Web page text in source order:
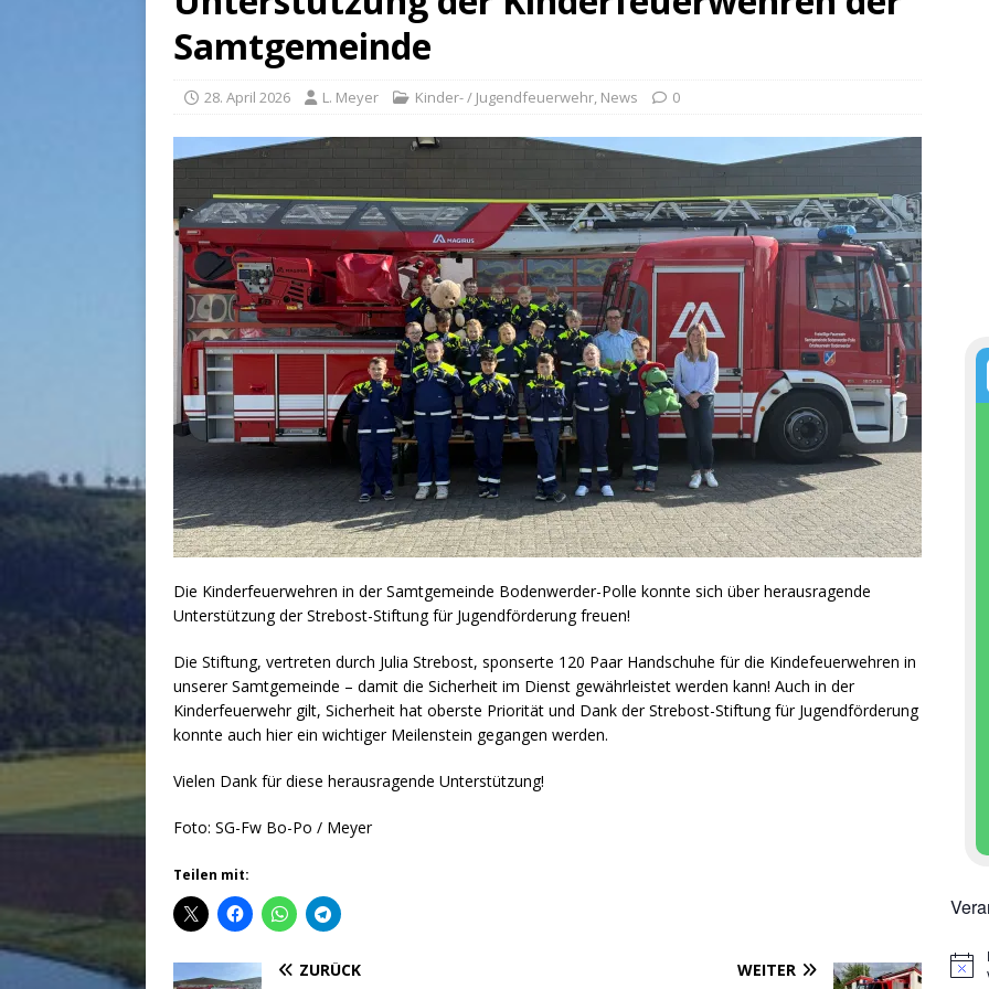
Samtgemeinde
28. April 2026 L. Meyer Kinder- / Jugendfeuerwehr, News 0
Die Kinderfeuerwehren in der Samtgemeinde Bodenwerder-Polle konnte sich über herausragende
Unterstützung der Strebost-Stiftung für Jugendförderung freuen!
Die Stiftung, vertreten durch Julia Strebost, sponserte 120 Paar Handschuhe für die Kindefeuerwehren in
unserer Samtgemeinde – damit die Sicherheit im Dienst gewährleistet werden kann! Auch in der
Kinderfeuerwehr gilt, Sicherheit hat oberste Priorität und Dank der Strebost-Stiftung für Jugendförderung
konnte auch hier ein wichtiger Meilenstein gegangen werden.
Vielen Dank für diese herausragende Unterstützung!
Foto: SG-Fw Bo-Po / Meyer
Teilen mit:
ZURÜCK WEITER
H